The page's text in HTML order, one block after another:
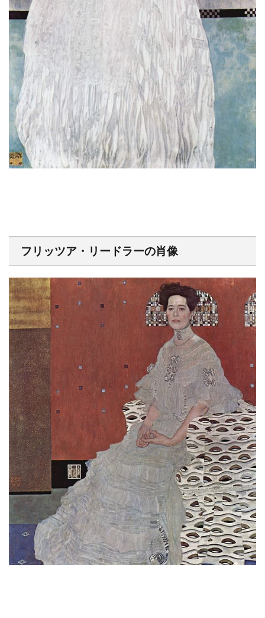
フリッツア・リードラーの肖像